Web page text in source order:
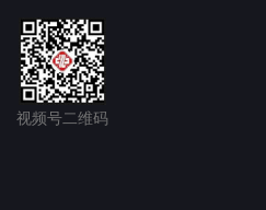
视频号二维码